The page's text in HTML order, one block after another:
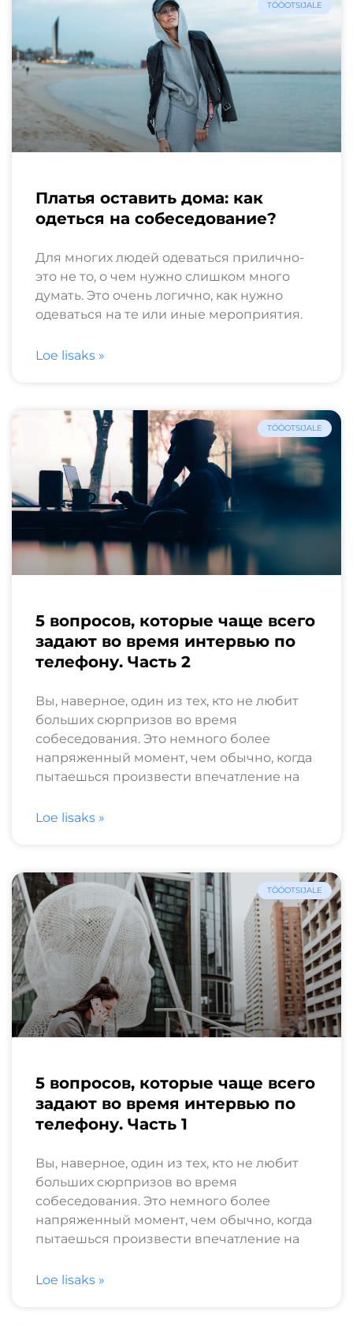
TÖÖOTSIJALE
Платья оставить дома: как
одеться на собеседование?
Для многих людей одеваться прилично-
это не то, о чем нужно слишком много
думать. Это очень логично, как нужно
одеваться на те или иные мероприятия.
Loe lisaks »
TÖÖOTSIJALE
5 вопросов, которые чаще всего
задают во время интервью по
телефону. Часть 2
Вы, наверное, один из тех, кто не любит
больших сюрпризов во время
собеседования. Это немного более
напряженный момент, чем обычно, когда
пытаешься произвести впечатление на
Loe lisaks »
TÖÖOTSIJALE
5 вопросов, которые чаще всего
задают во время интервью по
телефону. Часть 1
Вы, наверное, один из тех, кто не любит
больших сюрпризов во время
собеседования. Это немного более
напряженный момент, чем обычно, когда
пытаешься произвести впечатление на
Loe lisaks »